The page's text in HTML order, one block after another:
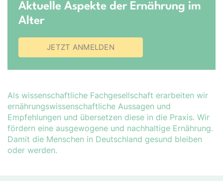
Aktuelle Aspekte der Ernährung im
Alter
JETZT ANMELDEN
Als wissenschaftliche Fachgesellschaft erarbeiten wir
er­nähr­ungs­wis­sen­schaft­liche Aussagen und
Empfehlungen und übersetzen diese in die Praxis. Wir
fördern eine ausgewogene und nachhaltige Ernährung.
Damit die Menschen in Deutschland gesund bleiben
oder werden.